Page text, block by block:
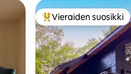
Vieraiden suosikkien
Vieraiden suosikki